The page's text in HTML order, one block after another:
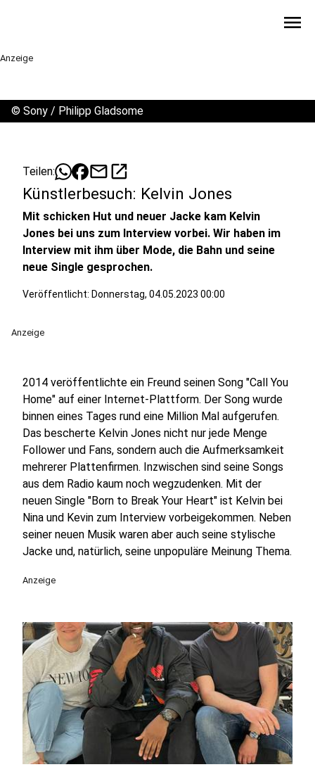
menu
Anzeige
© Sony / Philipp Gladsome
Teilen: mailopen_in_new
Künstlerbesuch: Kelvin Jones
Mit schicken Hut und neuer Jacke kam Kelvin
Jones bei uns zum Interview vorbei. Wir haben im
Interview mit ihm über Mode, die Bahn und seine
neue Single gesprochen.
Veröffentlicht: Donnerstag, 04.05.2023 00:00
Anzeige
2014 veröffentlichte ein Freund seinen Song "Call You
Home" auf einer Internet-Plattform. Der Song wurde
binnen eines Tages rund eine Million Mal aufgerufen.
Das bescherte Kelvin Jones nicht nur jede Menge
Follower und Fans, sondern auch die Aufmerksamkeit
mehrerer Plattenfirmen. Inzwischen sind seine Songs
aus dem Radio kaum noch wegzudenken. Mit der
neuen Single "Born to Break Your Heart" ist Kelvin bei
Nina und Kevin zum Interview vorbeigekommen. Neben
seiner neuen Musik waren aber auch seine stylische
Jacke und, natürlich, seine unpopuläre Meinung Thema.
Anzeige